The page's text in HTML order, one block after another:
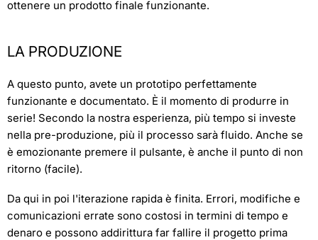
ottenere un prodotto finale funzionante.
LA PRODUZIONE
A questo punto, avete un prototipo perfettamente
funzionante e documentato. È il momento di produrre in
serie! Secondo la nostra esperienza, più tempo si investe
nella pre-produzione, più il processo sarà fluido. Anche se
è emozionante premere il pulsante, è anche il punto di non
ritorno (facile).
Da qui in poi l'iterazione rapida è finita. Errori, modifiche e
comunicazioni errate sono costosi in termini di tempo e
denaro e possono addirittura far fallire il progetto prima